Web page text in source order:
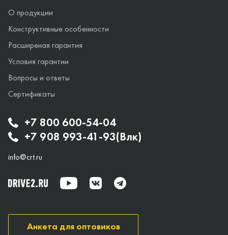
+7 800 600-54-04
+7 908 993-41-93(Влк)
info@crt.ru
О продукции
Конструктивные особенности
Расширеная гарантия
Условия гарантии
Вопросы и ответы
Сертификаты
Анкета для оптовиков